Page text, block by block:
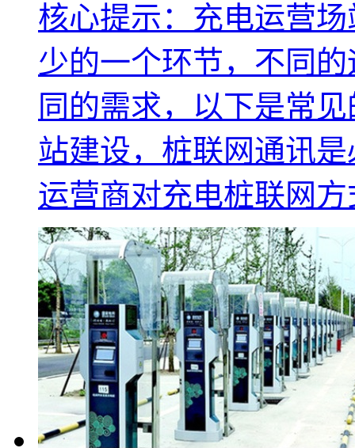
核心提示：充电运营
少的一个环节，不同
同的需求，以下是常
站建设，桩联网通讯
运营商对充电桩联网